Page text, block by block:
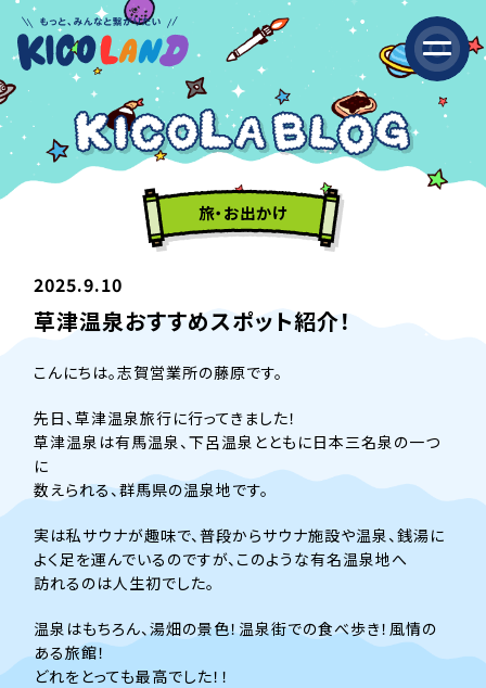
旅・お出かけ
2025.9.10
草津温泉おすすめスポット紹介！
こんにちは。志賀営業所の藤原です。
先日、草津温泉旅行に行ってきました！
草津温泉は有馬温泉、下呂温泉とともに日本三名泉の一つ
に
数えられる、群馬県の温泉地です。
実は私サウナが趣味で、普段からサウナ施設や温泉、銭湯に
よく足を運んでいるのですが、このような有名温泉地へ
訪れるのは人生初でした。
温泉はもちろん、湯畑の景色！温泉街での食べ歩き！風情の
ある旅館！
どれをとっても最高でした！！